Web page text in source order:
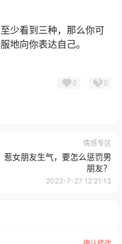
少看到三种，那么你可
地向你表达自己。
0 0
情感专区
惹女朋友生气，要怎么惩罚男
朋友？
2022-7-27 12:21:13